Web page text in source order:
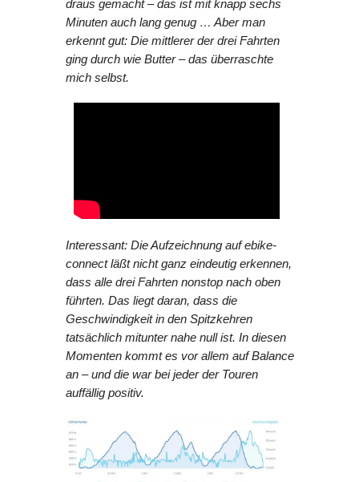
draus gemacht – das ist mit knapp sechs
Minuten auch lang genug … Aber man
erkennt gut: Die mittlerer der drei Fahrten
ging durch wie Butter – das überraschte
mich selbst.
Interessant: Die Aufzeichnung auf ebike-
connect läßt nicht ganz eindeutig erkennen,
dass alle drei Fahrten nonstop nach oben
führten. Das liegt daran, dass die
Geschwindigkeit in den Spitzkehren
tatsächlich mitunter nahe null ist. In diesen
Momenten kommt es vor allem auf Balance
an – und die war bei jeder der Touren
auffällig positiv.